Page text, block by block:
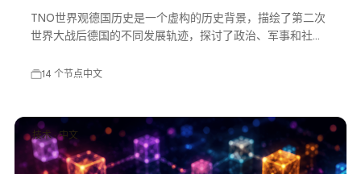
TNO世界观德国历史是一个虚构的历史背景，描绘了第二次
世界大战后德国的不同发展轨迹，探讨了政治、军事和社会
14 个节点中文
技术 · 中文